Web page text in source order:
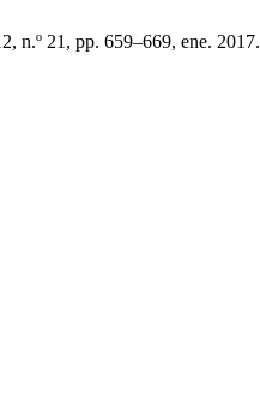
n.º 21, pp. 659–669, ene. 2017.